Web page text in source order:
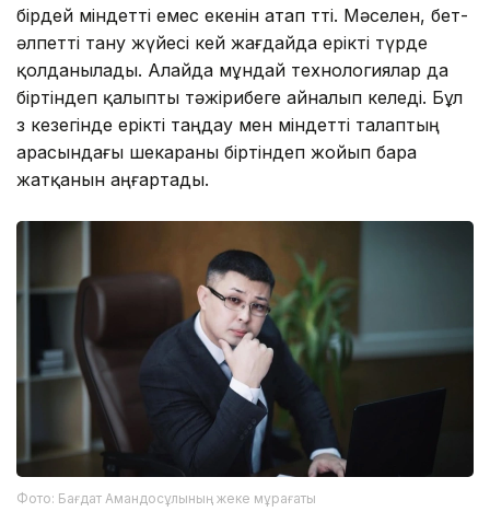
бірдей міндетті емес екенін атап өтті. Мәселен, бет-
әлпетті тану жүйесі кей жағдайда ерікті түрде
қолданылады. Алайда мұндай технологиялар да
біртіндеп қалыпты тәжірибеге айналып келеді. Бұл
өз кезегінде ерікті таңдау мен міндетті талаптың
арасындағы шекараны біртіндеп жойып бара
жатқанын аңғартады.
Фото: Бағдат Амандосұлының жеке мұрағаты